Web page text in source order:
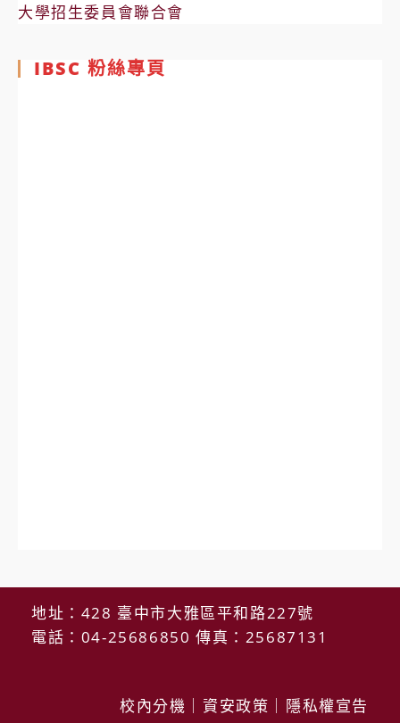
大學招生委員會聯合會
IBSC 粉絲專頁
地址：428 臺中市大雅區平和路227號
電話：04-25686850 傳真：25687131
校內分機 資安政策 隱私權宣告